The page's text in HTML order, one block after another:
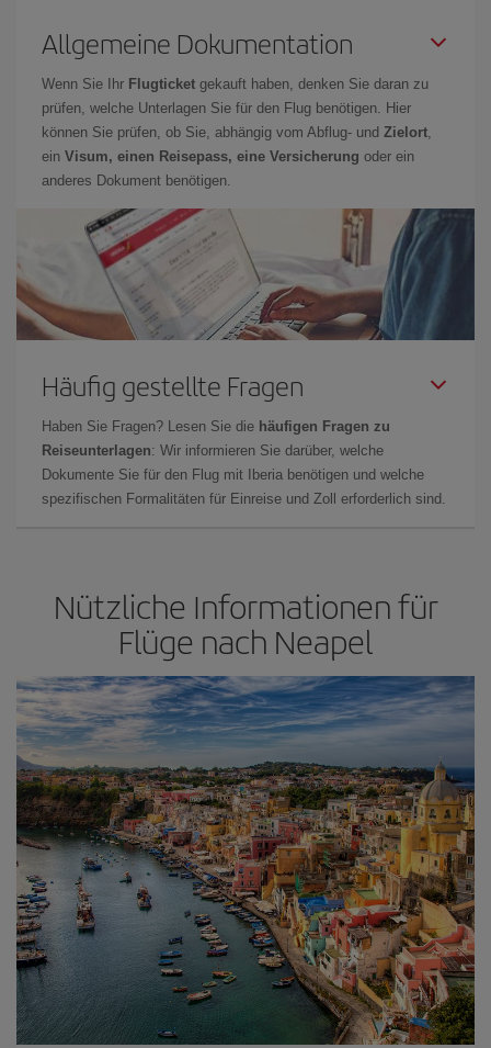
Allgemeine Dokumentation
Wenn Sie Ihr Flugticket gekauft haben, denken Sie daran zu
prüfen, welche Unterlagen Sie für den Flug benötigen. Hier
können Sie prüfen, ob Sie, abhängig vom Abflug- und Zielort,
ein Visum, einen Reisepass, eine Versicherung oder ein
anderes Dokument benötigen.
Häufig gestellte Fragen
Haben Sie Fragen? Lesen Sie die häufigen Fragen zu
Reiseunterlagen: Wir informieren Sie darüber, welche
Dokumente Sie für den Flug mit Iberia benötigen und welche
spezifischen Formalitäten für Einreise und Zoll erforderlich sind.
Nützliche Informationen für
Flüge nach Neapel